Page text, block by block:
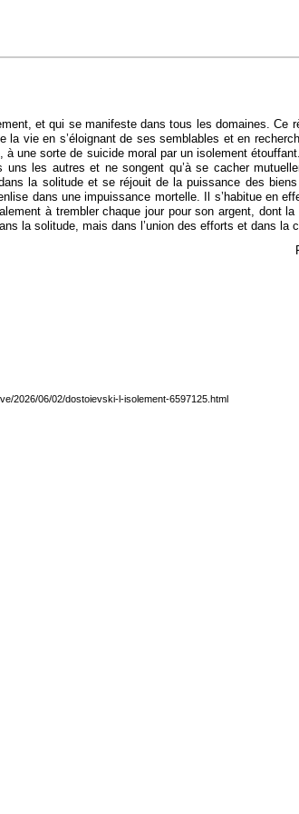
et qui se manifeste dans tous les domaines. Ce
la vie en s’éloignant de ses semblables et en
à une sorte de suicide moral par un isolement
les autres et ne songent qu’à se cacher
la solitude et se réjouit de la puissance des
dans une impuissance mortelle. Il s’habitue en
à trembler chaque jour pour son argent, dont
la solitude, mais dans l’union des efforts et dans la
2026/06/02/dostoievski-l-isolement-6597125.html